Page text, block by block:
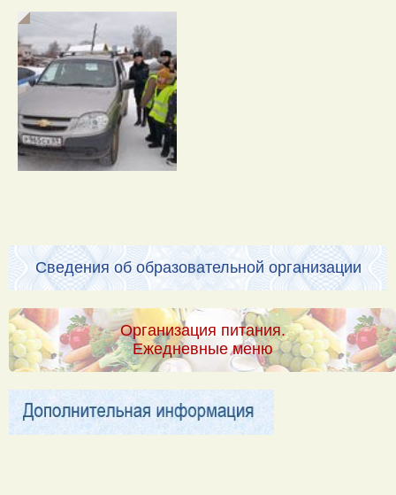
Сведения об образовательной организации
Организация питания.
Ежедневные меню